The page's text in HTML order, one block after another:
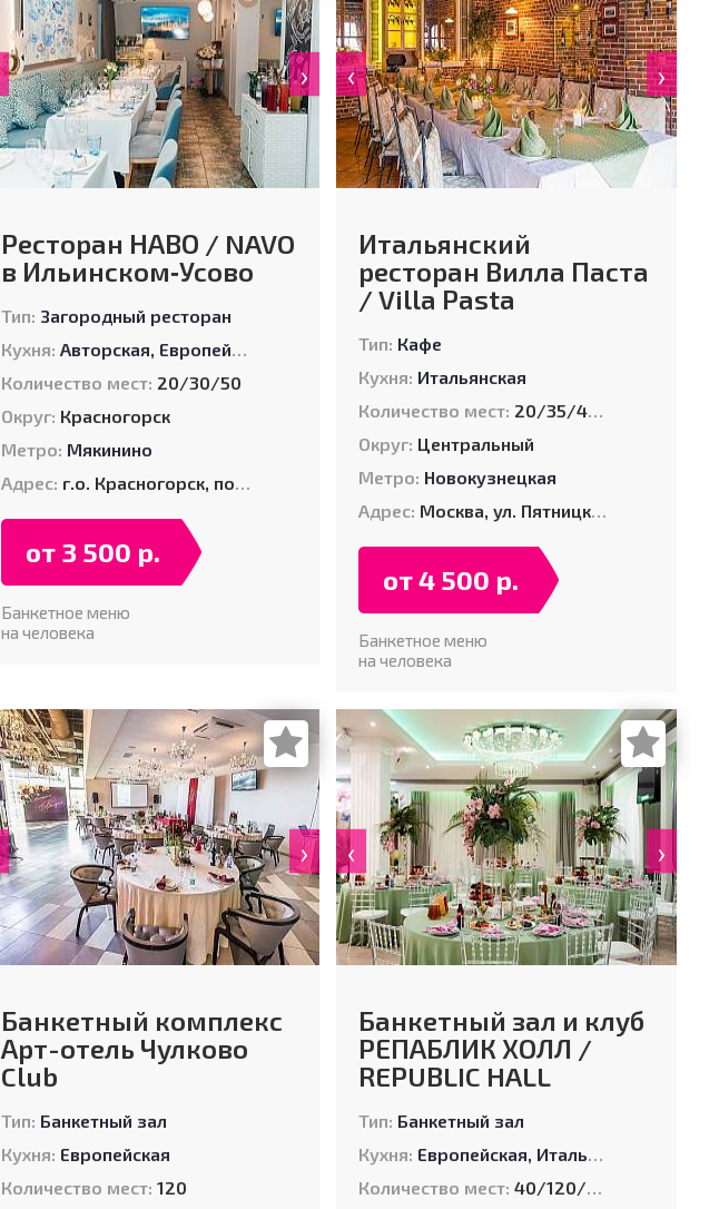
›
Ресторан НАВО / NAVO
в Ильинском‑Усово
Тип: Загородный ресторан
Кухня: Авторская, Европейская Итальянская, Средиземноморская
Количество мест: 20/30/50
Округ: Красногорск
Метро: Мякинино
Адрес: г.о. Красногорск, пос. Ильинское-Усово, ул. Экспериментальная, д. 10
от 3 500 р.
Банкетное меню
на человека
‹ ›
Итальянский
ресторан Вилла Паста
/ Villa Pasta
Тип: Кафе
Кухня: Итальянская
Количество мест: 20/35/40/60
Округ: Центральный
Метро: Новокузнецкая
Адрес: Москва, ул. Пятницкая, д. 26
от 4 500 р.
Банкетное меню
на человека
›
Банкетный комплекс
Арт-отель Чулково
Club
Тип: Банкетный зал
Кухня: Европейская
Количество мест: 120
‹ ›
Банкетный зал и клуб
РЕПАБЛИК ХОЛЛ /
REPUBLIC HALL
Тип: Банкетный зал
Кухня: Европейская, Итальянская
Количество мест: 40/120/300